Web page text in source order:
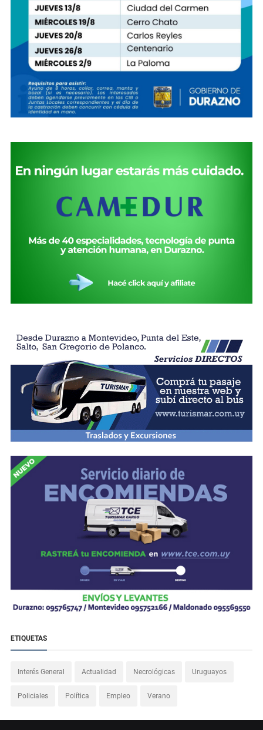
ETIQUETAS
Interés General Actualidad Necrológicas Uruguayos
Policiales Política Empleo Verano